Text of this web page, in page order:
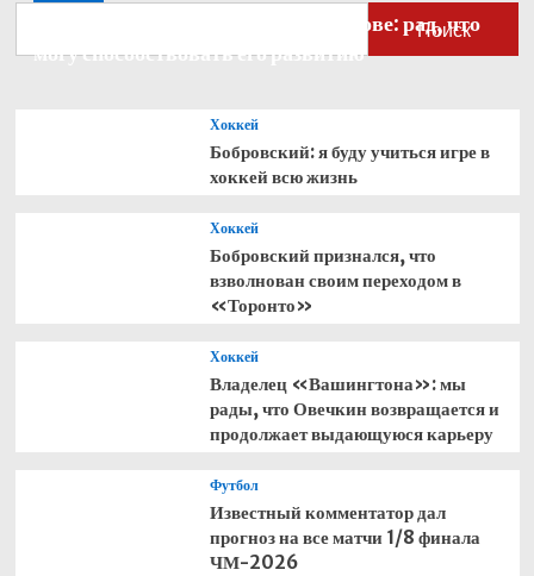
Поиск
Бобровский — о голкипере Ахтямове: рад, что
могу способствовать его развитию
Хоккей
Бобровский: я буду учиться игре в
хоккей всю жизнь
Хоккей
Бобровский признался, что
взволнован своим переходом в
«Торонто»
Хоккей
Владелец «Вашингтона»: мы
рады, что Овечкин возвращается и
продолжает выдающуюся карьеру
Футбол
Известный комментатор дал
прогноз на все матчи 1/8 финала
ЧМ-2026